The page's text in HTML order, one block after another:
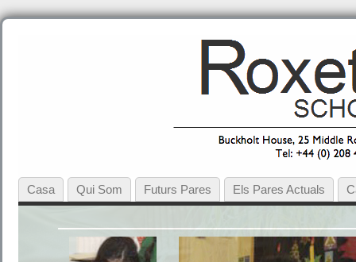
Casa Qui Som Futurs Pares Els Pares Actuals